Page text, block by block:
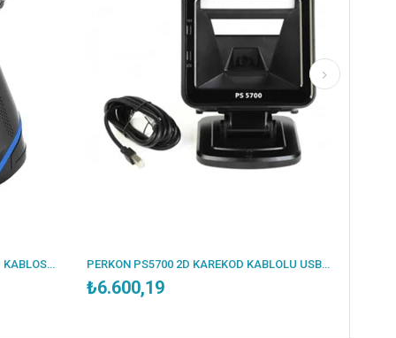
NEWLAND HR3300-BT 2D KAREKOD KABLOSUZ BLUETOOTH BARKOD OKUYUCU + STAND PERKON PS5700 2D KAREKOD KABLOLU USB MASAÜSTÜ BARKOD OKUYUCU+AYAKLI
₺6.600,19